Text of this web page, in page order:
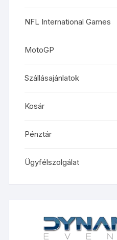
NFL International Games
MotoGP
Szállásajánlatok
Kosár
Pénztár
Ügyfélszolgálat